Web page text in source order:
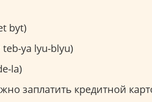
byt)
ya lyu-blyu)
la)
заплатить кредитной